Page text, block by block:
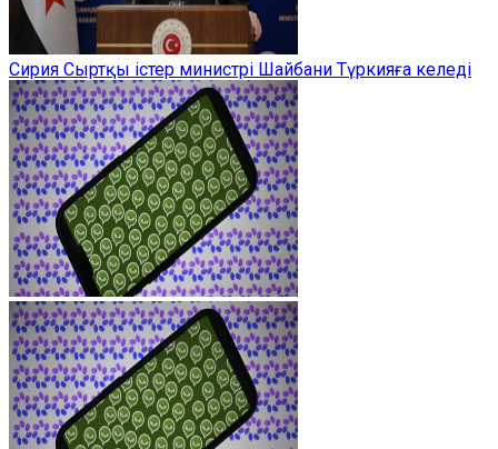
Сирия Сыртқы істер министрі Шайбани Түркияға келеді